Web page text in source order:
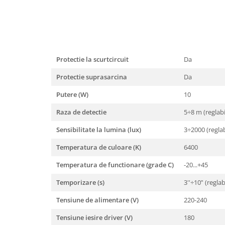
Protectie la scurtcircuit
Da
Protectie suprasarcina
Da
Putere (W)
10
Raza de detectie
5÷8 m
Sensibilitate la lumina (lux)
3÷2000
Temperatura de culoare (K)
6400
Temperatura de functionare (grade C)
-20...+45
Temporizare (s)
3''÷10’'
Tensiune de alimentare (V)
220-240
Tensiune iesire driver (V)
180